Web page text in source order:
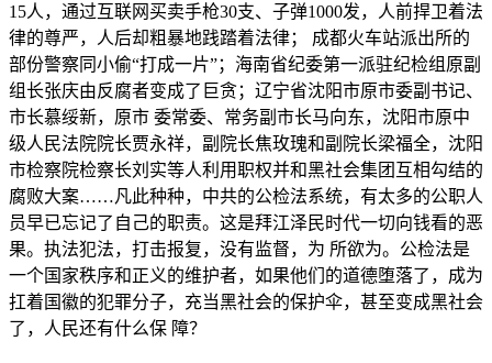
15人，通过互联网买卖手枪30支、子弹1000发，人前捍卫着法
律的尊严，人后却粗暴地践踏着法律； 成都火车站派出所的
部份警察同小偷“打成一片”；海南省纪委第一派驻纪检组原副
组长张庆由反腐者变成了巨贪；辽宁省沈阳市原市委副书记、
市长慕绥新，原市 委常委、常务副市长马向东，沈阳市原中
级人民法院院长贾永祥，副院长焦玫瑰和副院长梁福全，沈阳
市检察院检察长刘实等人利用职权并和黑社会集团互相勾结的
腐败大案……凡此种种，中共的公检法系统，有太多的公职人
员早已忘记了自己的职责。这是拜江泽民时代一切向钱看的恶
果。执法犯法，打击报复，没有监督，为 所欲为。公检法是
一个国家秩序和正义的维护者，如果他们的道德堕落了，成为
扛着国徽的犯罪分子，充当黑社会的保护伞，甚至变成黑社会
了，人民还有什么保 障？